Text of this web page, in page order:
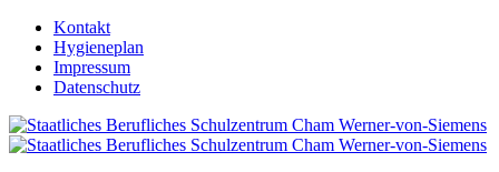
Kontakt
Hygieneplan
Impressum
Datenschutz